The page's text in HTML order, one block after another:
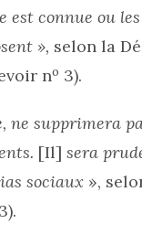
est connue ou les
», selon la
no 3).
ne supprimera
[Il] sera
sociaux »,